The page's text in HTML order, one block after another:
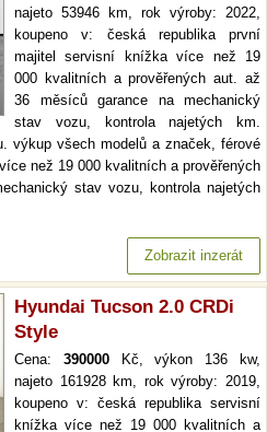
najeto 53946 km, rok výroby: 2022,
koupeno v: česká republika první
majitel servisní knížka více než 19
000 kvalitních a prověřených aut. až
36 měsíců garance na mechanický
stav vozu, kontrola najetých km.
výkup všech modelů a značek, férové
než 19 000 kvalitních a prověřených
stav vozu, kontrola najetých
Zobrazit inzerát
Hyundai Tucson 2.0 CRDi
Style
Cena: 390000Kč, výkon 136 kw,
najeto 161928 km, rok výroby: 2019,
koupeno v: česká republika servisní
knížka více než 19 000 kvalitních a